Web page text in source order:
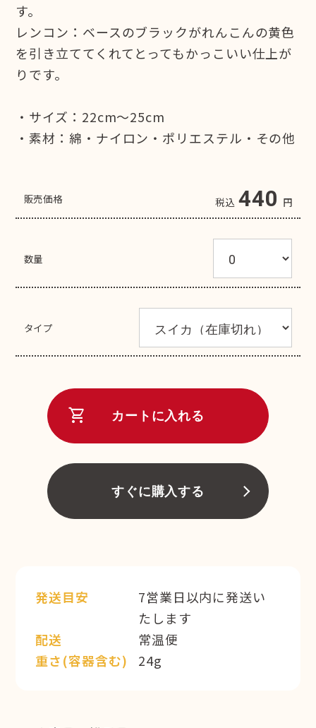
す。
レンコン：ベースのブラックがれんこんの黄色
を引き立ててくれてとってもかっこいい仕上が
りです。
・サイズ：22cm～25cm
・素材：綿・ナイロン・ポリエステル・その他
販売価格 税込 440 円
数量
タイプ
shopping_cart カートに入れる
すぐに購入する
発送目安
7営業日以内に発送い
たします
配送
常温便
重さ(容器含む)
24g